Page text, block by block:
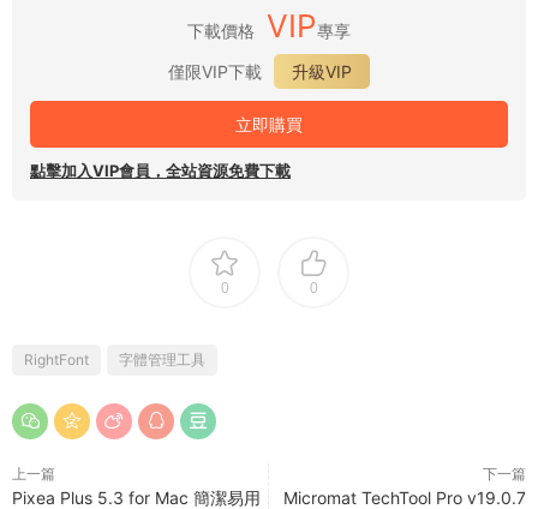
下載價格 VIP專享
僅限VIP下載
升級VIP
立即購買
點擊加入VIP會員，全站資源免費下載
0 0
RightFont 字體管理工具
上一篇
Pixea Plus 5.3 for Mac 簡潔易用
下一篇
Micromat TechTool Pro v19.0.7